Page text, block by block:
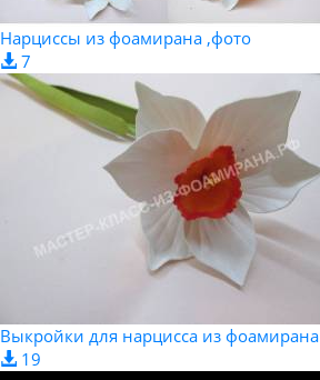
Нарциссы из фоамирана ,фото
7
Выкройки для нарцисса из фоамирана
19